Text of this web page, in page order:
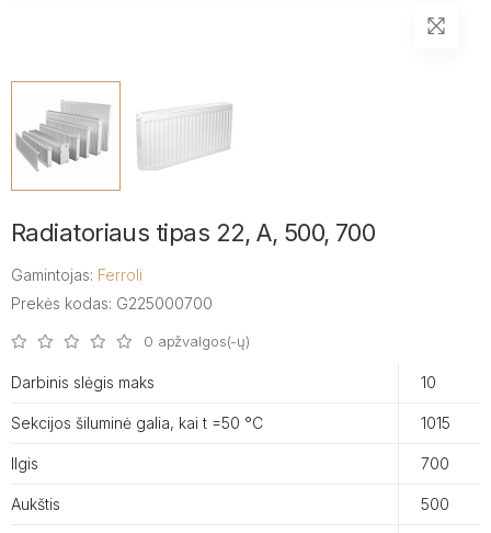
Radiatoriaus tipas 22, A, 500, 700
Gamintojas: Ferroli
Prekės kodas: G225000700
0 apžvalgos(-ų)
Darbinis slėgis maks 10
Sekcijos šiluminė galia, kai t =50 °C 1015
Ilgis 700
Aukštis 500